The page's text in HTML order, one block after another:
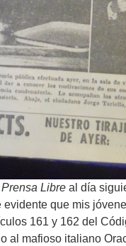
Prensa Libre al día
que mis
161 y 162 del
al mafioso italiano